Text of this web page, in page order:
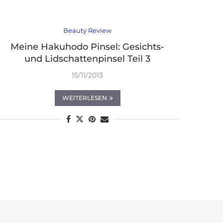
Beauty Review
Meine Hakuhodo Pinsel: Gesichts-
und Lidschattenpinsel Teil 3
15/11/2013
WEITERLESEN